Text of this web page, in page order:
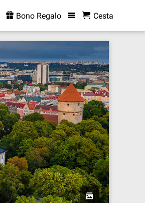
Bono Regalo Cesta